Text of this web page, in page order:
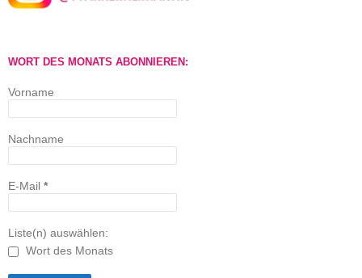
WORT DES MONATS ABONNIEREN:
Vorname
Nachname
E-Mail *
Liste(n) auswählen:
Wort des Monats